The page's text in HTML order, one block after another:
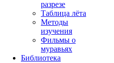
разрезе
Таблица лёта
Методы
изучения
Фильмы о
муравьях
Библиотека